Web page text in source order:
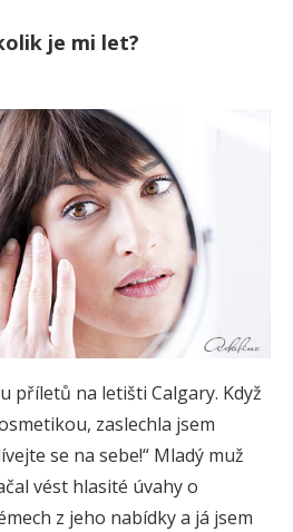
je mi let?
příletů na letišti Calgary. Když
zaslechla jsem
se na sebe!“ Mladý muž
vést hlasité úvahy o
z jeho nabídky a já jsem